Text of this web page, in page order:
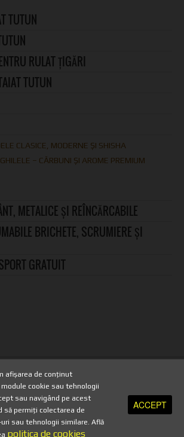
TUTUN
RULAT ȚIGĂRI
TUTUN
CLASICE, MODERNE ȘI SHISHA
– CĂRBUNI ȘI AROME PREMIUM
METALICE ȘI REÎNCĂRCABILE
BRICHETE, SCRUMIERE ȘI
GRATUIT
Copyright 2013 - TuburiPentruTigari.ro
//TRANSPORT SI PLATA
HARTA SITE
CU CARACTER PERSONAL
COMANDA //POLITICA DE RETUR
Suna acum
afișarea de conținut
cookie sau tehnologii
sau navigând pe acest
să permiți colectarea de
sau tehnologii similare. Află
politica de cookies
ACCEPT